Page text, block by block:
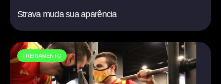
Strava muda sua aparência
TREINAMENTO